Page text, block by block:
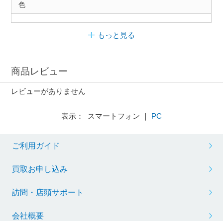
色
もっと見る
商品レビュー
レビューがありません
表示： スマートフォン ｜ PC
ご利用ガイド
買取お申し込み
訪問・店頭サポート
会社概要